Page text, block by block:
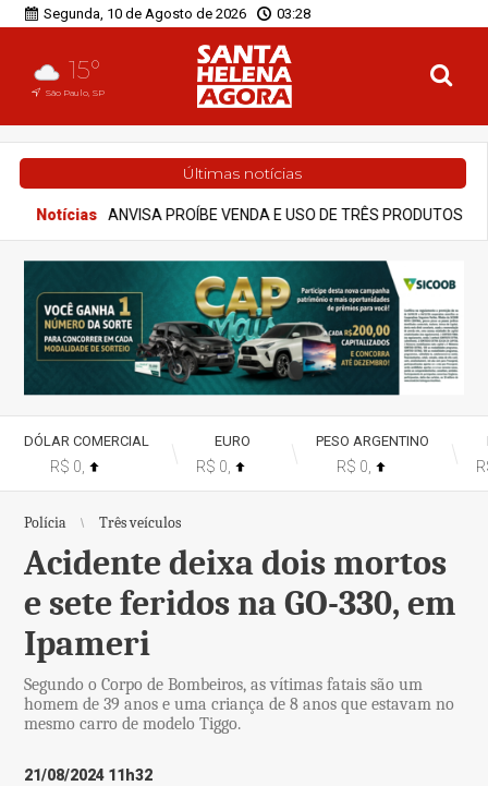
Segunda, 10 de Agosto de 2026 03:28
15°
São Paulo, SP
Últimas notícias
E USO DE TRÊS PRODUTOS QUE PROMETIAM EMAGRECIMENTO
DÓLAR COMERCIAL
R$ 0,
EURO
R$ 0,
PESO ARGENTINO
R$ 0,
Polícia Três veículos
Acidente deixa dois mortos
e sete feridos na GO-330, em
Ipameri
Segundo o Corpo de Bombeiros, as vítimas fatais são um
homem de 39 anos e uma criança de 8 anos que estavam no
mesmo carro de modelo Tiggo.
21/08/2024 11h32